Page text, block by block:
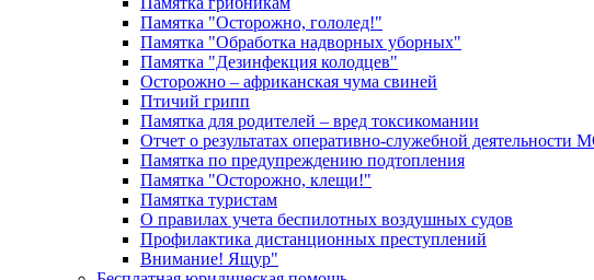
Памятка "Осторожно, гололед!"
Памятка "Обработка надворных уборных"
Памятка "Дезинфекция колодцев"
Осторожно – африканская чума свиней
Птичий грипп
Памятка для родителей – вред токсикомании
Отчет о результатах оперативно-служебной
Памятка по предупреждению подтопления
Памятка "Осторожно, клещи!"
Памятка туристам
О правилах учета беспилотных воздушных судов
Профилактика дистанционных преступлений
Внимание! Ящур"